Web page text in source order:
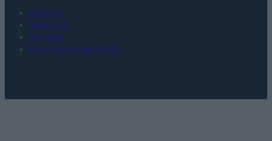
KONTAKT
REDAKCJA
REKLAMA
POLITYKA PRYWATNOŚCI